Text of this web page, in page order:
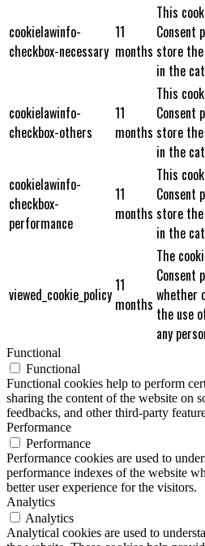
cookielawinfo-
checkbox-necessary
11
months
This
Consent
store
in the
cookielawinfo-
checkbox-others
11
months
This
Consent
store
in the
cookielawinfo-
checkbox-
performance
11
months
This
Consent
store
in the
viewed_cookie_policy11
months
The
Consent
whether
the use
any
Functional
Functional
Functional cookies help to perform
sharing the content of the website on
feedbacks, and other third-party
Performance
Performance
Performance cookies are used to
performance indexes of the website
better user experience for the visitors.
Analytics
Analytics
Analytical cookies are used to